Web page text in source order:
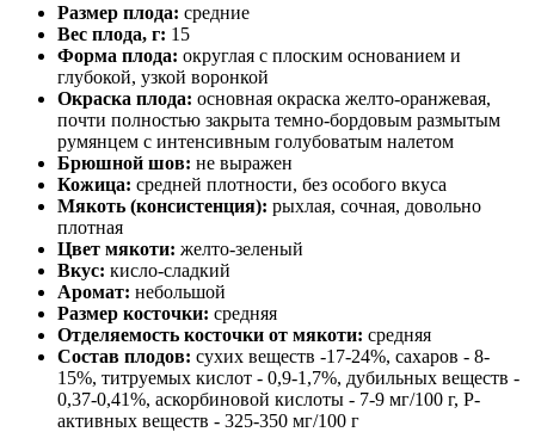
Размер плода: средние
Вес плода, г: 15
Форма плода: округлая с плоским основанием и
глубокой, узкой воронкой
Окраска плода: основная окраска желто-оранжевая,
почти полностью закрыта темно-бордовым размытым
румянцем с интенсивным голубоватым налетом
Брюшной шов: не выражен
Кожица: средней плотности, без особого вкуса
Мякоть (консистенция): рыхлая, сочная, довольно
плотная
Цвет мякоти: желто-зеленый
Вкус: кисло-сладкий
Аромат: небольшой
Размер косточки: средняя
Отделяемость косточки от мякоти: средняя
Состав плодов: сухих веществ -17-24%, сахаров - 8-
15%, титруемых кислот - 0,9-1,7%, дубильных веществ -
0,37-0,41%, аскорбиновой кислоты - 7-9 мг/100 г, Р-
активных веществ - 325-350 мг/100 г